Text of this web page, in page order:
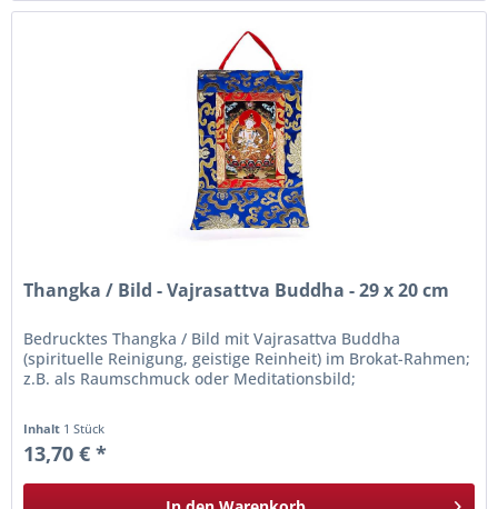
Thangka / Bild - Vajrasattva Buddha - 29 x 20 cm
Bedrucktes Thangka / Bild mit Vajrasattva Buddha
(spirituelle Reinigung, geistige Reinheit) im Brokat-Rahmen;
z.B. als Raumschmuck oder Meditationsbild;
Inhalt 1 Stück
13,70 € *